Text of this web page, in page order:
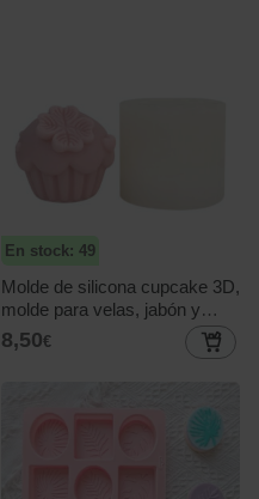
En stock: 49
Molde de silicona cupcake 3D,
molde para velas, jabón y
resina, diseño muffin con
detalle floral, reutilizable
8,50€